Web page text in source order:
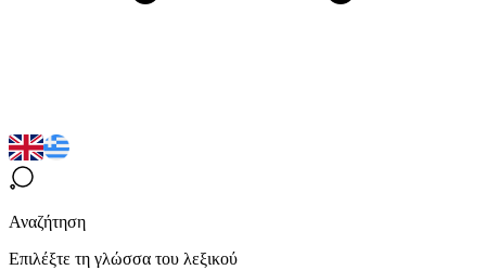
Αναζήτηση
Επιλέξτε τη γλώσσα του λεξικού